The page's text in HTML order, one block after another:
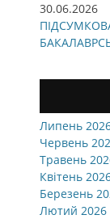
30.06.2026
Липень
Червень
Травень
Квітень
Березень
Лютий 2026